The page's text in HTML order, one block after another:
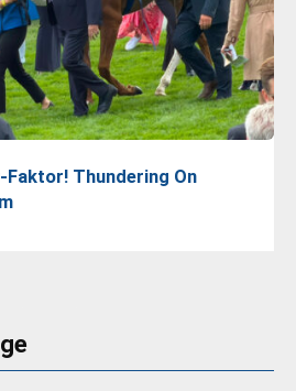
Faktor! Thundering On